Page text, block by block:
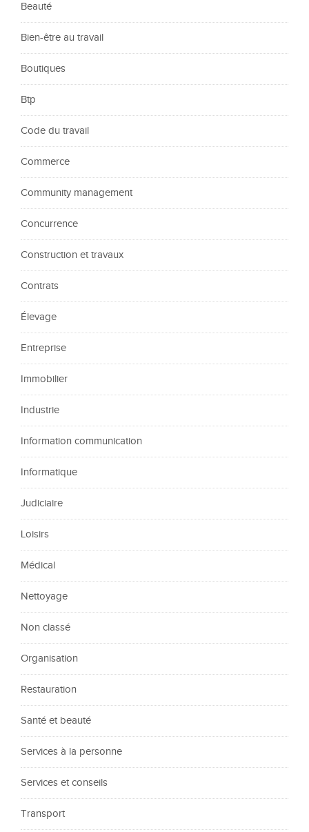
Beauté
Bien-être au travail
Boutiques
Btp
Code du travail
Commerce
Community management
Concurrence
Construction et travaux
Contrats
Élevage
Entreprise
Immobilier
Industrie
Information communication
Informatique
Judiciaire
Loisirs
Médical
Nettoyage
Non classé
Organisation
Restauration
Santé et beauté
Services à la personne
Services et conseils
Transport